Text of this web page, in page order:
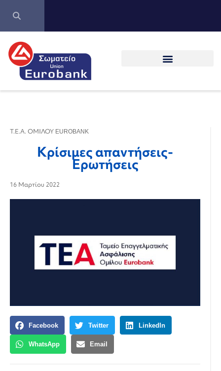
Τ.Ε.Α. ΟΜΙΛΟΥ EUROBANK
Κρίσιμες απαντήσεις-
Ερωτήσεις
16 Μαρτίου 2022
Facebook Twitter LinkedIn
WhatsApp Email